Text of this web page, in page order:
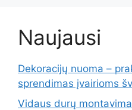
Naujausi
Dekoracijų nuoma –
sprendimas įvairioms
Vidaus durų